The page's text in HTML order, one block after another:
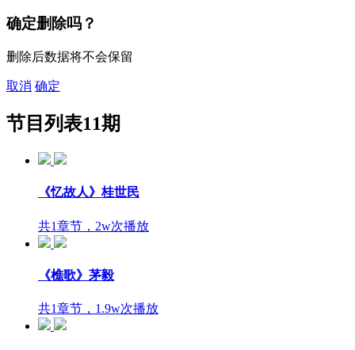
确定删除吗？
删除后数据将不会保留
取消 确定
节目列表11期
《忆故人》桂世民
共1章节，2w次播放
《樵歌》茅毅
共1章节，1.9w次播放